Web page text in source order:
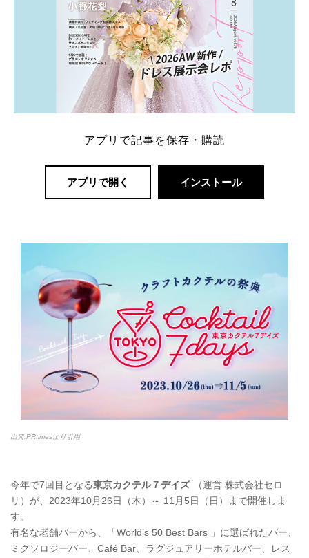
アプリで記事を保存・購読
アプリで開く インストール
出典:PRtimesより引用
今年で7回目となる東京カクテル７デイズ
（運営 株式会社セロ
リ）が、2023年10月26日（木）～ 11月5日（日）まで開催しま
す。
有名な老舗バーから、「World’s 50 Best Bars 」に選ばれたバー、
ミクソロジーバー、Café Bar、ラグジュアリーホテルバー、レス